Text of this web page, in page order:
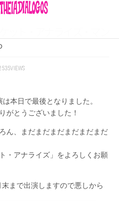
は本日で最後となりました。
がとうございました！
ん、まだまだまだまだまだまだ
・アナライズ」をよろしくお願
末まで出演しますので悪しから